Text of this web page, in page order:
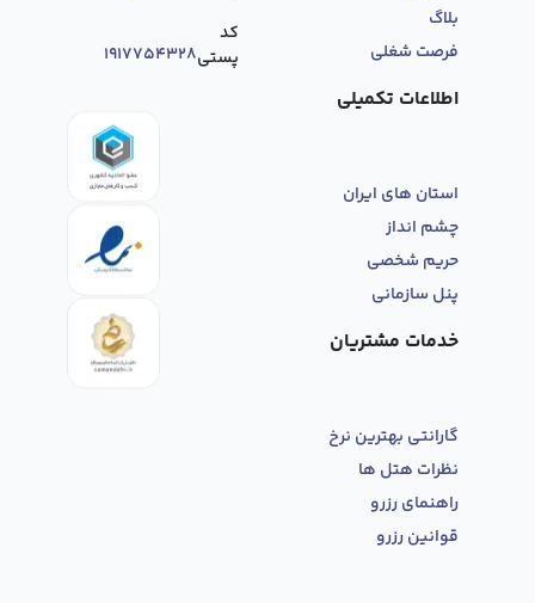
بلاگ
فرصت‌ شغلی
اطلاعات تکمیلی
استان های ایران
چشم انداز
حریم شخصی
پنل سازمانی
خدمات مشتریان
گارانتی بهترین نرخ
نظرات هتل ها
راهنمای رزرو
قوانین رزرو
کد
پستی1917754328